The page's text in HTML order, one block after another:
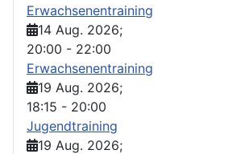
Erwachsenentraining
14 Aug. 2026;
20:00 - 22:00
Erwachsenentraining
19 Aug. 2026;
18:15 - 20:00
Jugendtraining
19 Aug. 2026;